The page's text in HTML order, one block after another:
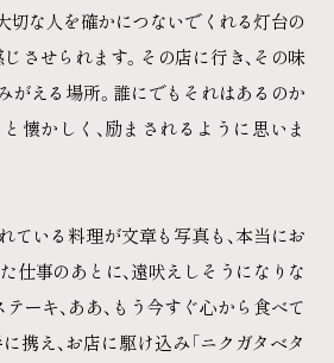
切な人を確かにつないでくれる灯台の
させられます。その店に行き、その味
がえる場所。誰にでもそれはあるのか
懐かしく、励まされるように思いま
ている料理が文章も写真も、本当にお
仕事のあとに、遠吠えしそうになりな
ーキ、ああ、もう今すぐ心から食べて
携え、お店に駆け込み「ニクガタベタ